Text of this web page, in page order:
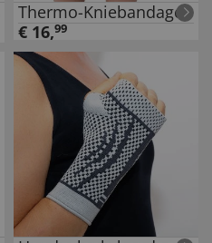
Thermo-Kniebandage
€ 16,99